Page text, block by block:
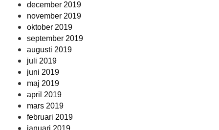
december 2019
november 2019
oktober 2019
september 2019
augusti 2019
juli 2019
juni 2019
maj 2019
april 2019
mars 2019
februari 2019